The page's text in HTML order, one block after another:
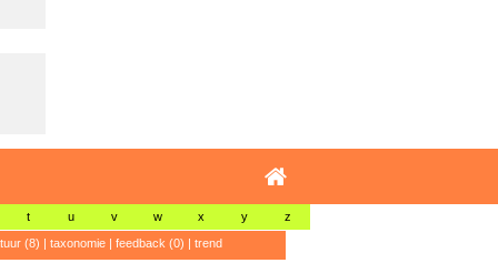
t u v w x y z
(8) | taxonomie| feedback (0) | trend